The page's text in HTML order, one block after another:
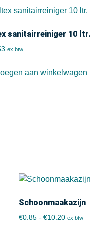
sanitairreiniger 10 ltr.
ex btw
aan winkelwagen
Schoonmaakazijn
€0.85 - €10.20 ex btw